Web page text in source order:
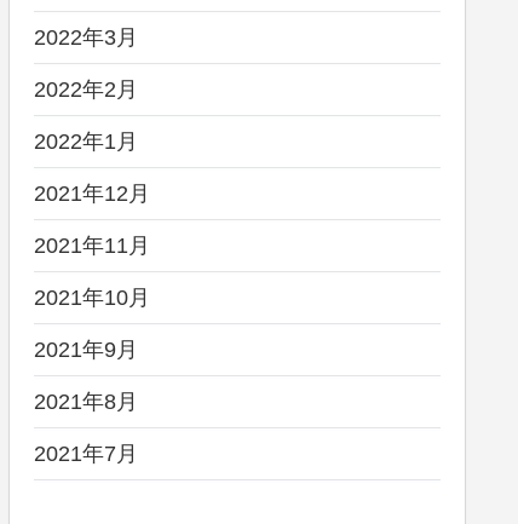
2022年3月
2022年2月
2022年1月
2021年12月
2021年11月
2021年10月
2021年9月
2021年8月
2021年7月